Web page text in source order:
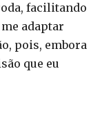
facilitando
adaptar
pois, embora
que eu